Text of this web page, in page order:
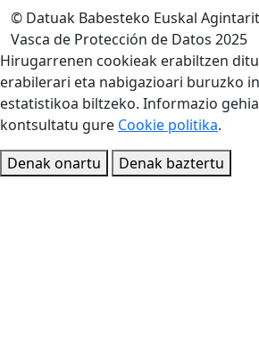
© Datuak Babesteko Euskal
Vasca de Protección de Datos 2025
Hirugarrenen cookieak erabiltzen
erabilerari eta nabigazioari buruzko
estatistikoa biltzeko. Informazio
kontsultatu gure Cookie politika.
Denak onartu
Denak baztertu